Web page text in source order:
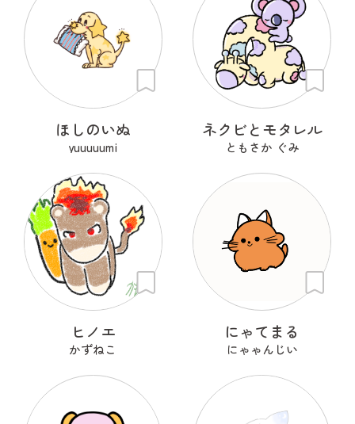
ほしのいぬ
yuuuuumi
ネクビとモタレル
ともさか ぐみ
ヒノエ
かずねこ
にゃてまる
にゃゃんじい